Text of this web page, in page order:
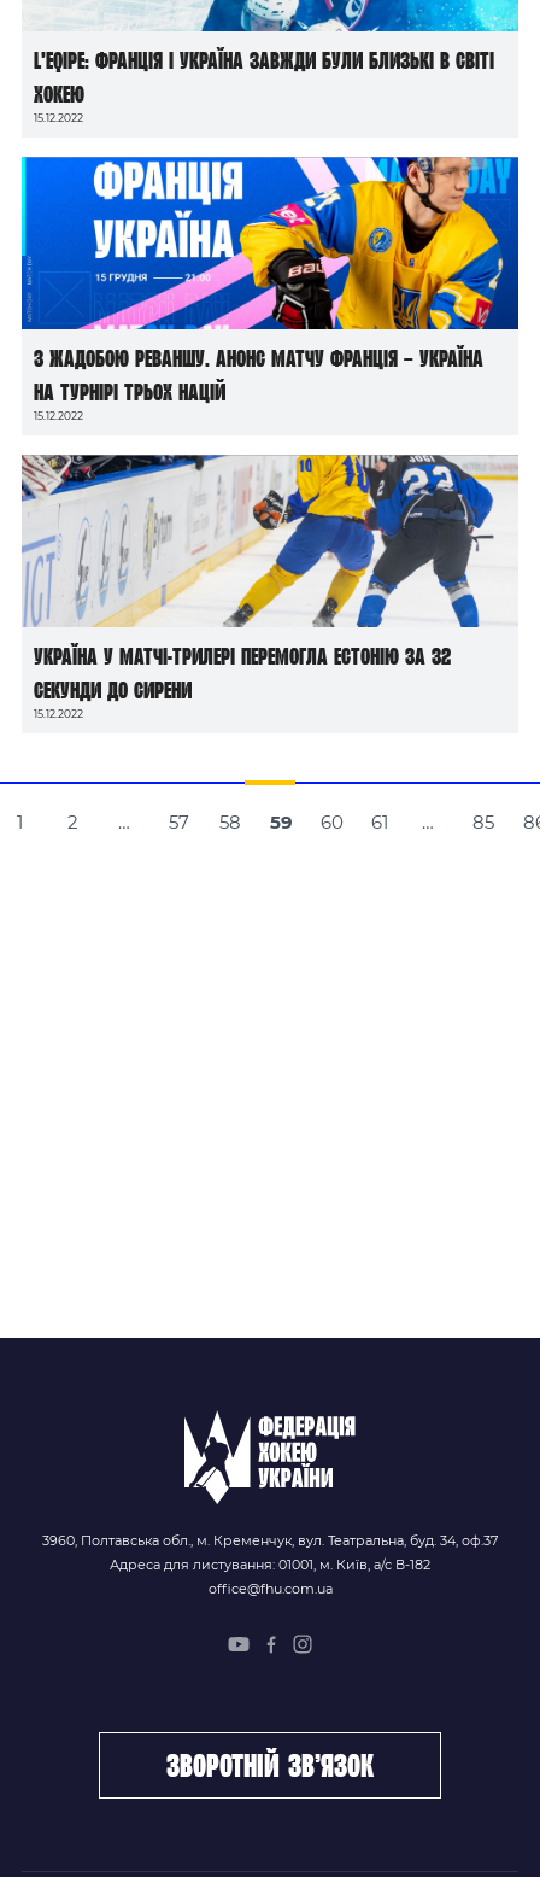
L’Eqipe: Франція і Україна завжди були близькі в світі
хокею
15.12.2022
З жадобою реваншу. Анонс матчу Франція – Україна
на Турнірі трьох націй
15.12.2022
Україна у матчі-трилері перемогла Естонію за 32
секунди до сирени
15.12.2022
1 2 … 57 58 59 60 61 … 85
3960, Полтавська обл., м. Кременчук, вул. Театральна, буд. 34, оф.37
Адреса для листування: 01001, м. Київ, а/с В-182
office@fhu.com.ua
зворотній зв’язок